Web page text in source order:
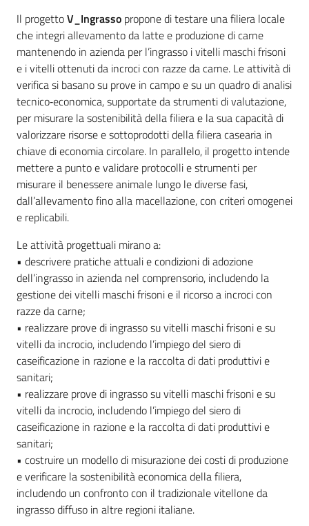
Il progettoV_Ingrasso propone di testare una filiera locale
che integri allevamento da latte e produzione di carne
mantenendo in azienda per l’ingrasso i vitelli maschi frisoni
e i vitelli ottenuti da incroci con razze da carne. Le attività di
verifica si basano su prove in campo e su un quadro di analisi
tecnico‑economica, supportate da strumenti di valutazione,
per misurare la sostenibilità della filiera e la sua capacità di
valorizzare risorse e sottoprodotti della filiera casearia in
chiave di economia circolare. In parallelo, il progetto intende
mettere a punto e validare protocolli e strumenti per
misurare il benessere animale lungo le diverse fasi,
dall’allevamento fino alla macellazione, con criteri omogenei
e replicabili.
Le attività progettuali mirano a:
• descrivere pratiche attuali e condizioni di adozione
dell’ingrasso in azienda nel comprensorio, includendo la
gestione dei vitelli maschi frisoni e il ricorso a incroci con
razze da carne;
• realizzare prove di ingrasso su vitelli maschi frisoni e su
vitelli da incrocio, includendo l’impiego del siero di
caseificazione in razione e la raccolta di dati produttivi e
sanitari;
• realizzare prove di ingrasso su vitelli maschi frisoni e su
vitelli da incrocio, includendo l’impiego del siero di
caseificazione in razione e la raccolta di dati produttivi e
sanitari;
• costruire un modello di misurazione dei costi di produzione
e verificare la sostenibilità economica della filiera,
includendo un confronto con il tradizionale vitellone da
ingrasso diffuso in altre regioni italiane.